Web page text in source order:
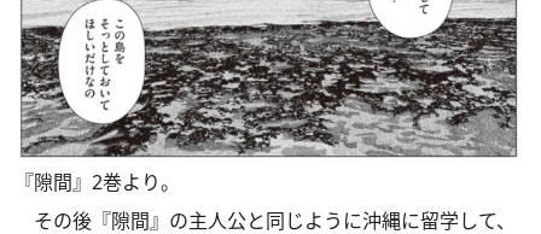
『隙間』2巻より。
その後『隙間』の主人公と同じように沖縄に留学して、